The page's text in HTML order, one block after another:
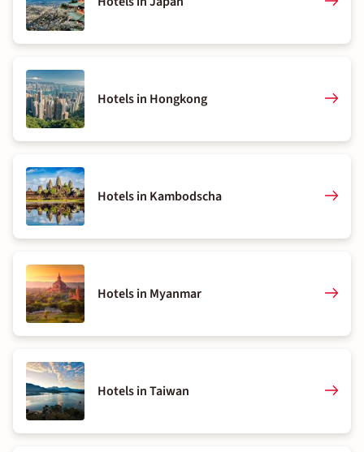
Hotels in Hongkong
Hotels in Kambodscha
Hotels in Myanmar
Hotels in Taiwan